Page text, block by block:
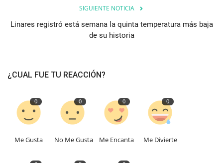
SIGUIENTE NOTICIA
Linares registró está semana la quinta temperatura más baja
de su historia
¿CUAL FUE TU REACCIÓN?
0
Me Gusta
0
No Me Gusta
0
Me Encanta
0
Me Divierte